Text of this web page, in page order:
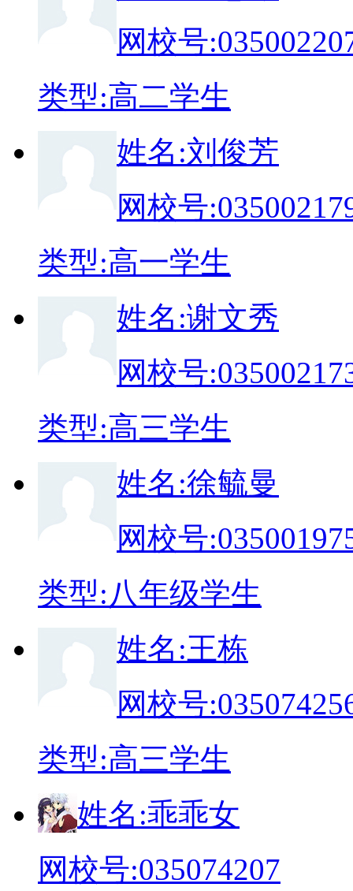
网校号:
类型:高二学生
姓名:刘俊芳
网校号:
类型:高一学生
姓名:谢文秀
网校号:
类型:高三学生
姓名:徐毓曼
网校号:
类型:八年级学生
姓名:王栋
网校号:
类型:高三学生
姓名:乖乖女
网校号:035074207